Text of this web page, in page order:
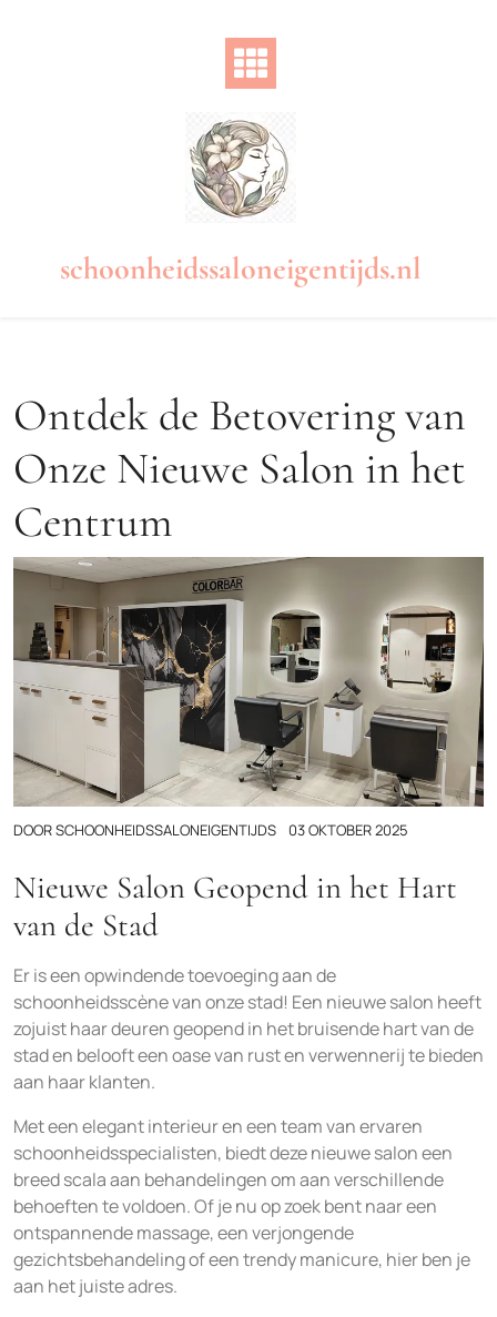
schoonheidssaloneigentijds.nl
Ontdek de Betovering van
Onze Nieuwe Salon in het
Centrum
DOORSCHOONHEIDSSALONEIGENTIJDS 03 OKTOBER 2025
Nieuwe Salon Geopend in het Hart
van de Stad
Er is een opwindende toevoeging aan de
schoonheidsscène van onze stad! Een nieuwe salon heeft
zojuist haar deuren geopend in het bruisende hart van de
stad en belooft een oase van rust en verwennerij te bieden
aan haar klanten.
Met een elegant interieur en een team van ervaren
schoonheidsspecialisten, biedt deze nieuwe salon een
breed scala aan behandelingen om aan verschillende
behoeften te voldoen. Of je nu op zoek bent naar een
ontspannende massage, een verjongende
gezichtsbehandeling of een trendy manicure, hier ben je
aan het juiste adres.